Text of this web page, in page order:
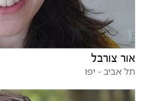
אור צורבל
תל אביב - יפו